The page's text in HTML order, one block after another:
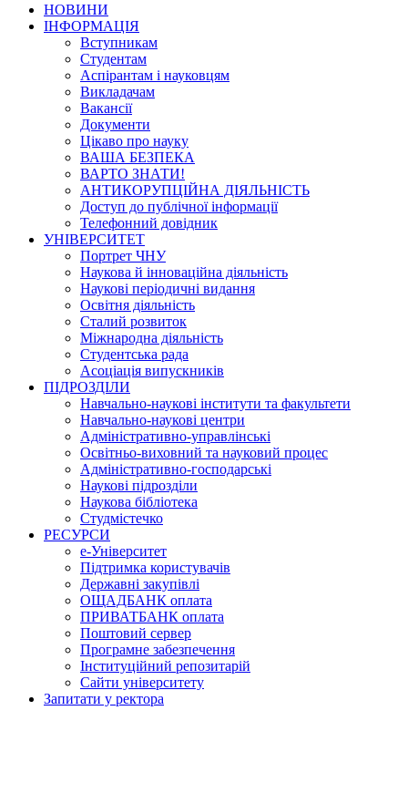
НОВИНИ
ІНФОРМАЦІЯ
Вступникам
Студентам
Аспірантам і науковцям
Викладачам
Вакансії
Документи
Цікаво про науку
ВАША БЕЗПЕКА
ВАРТО ЗНАТИ!
АНТИКОРУПЦІЙНА ДІЯЛЬНІСТЬ
Доступ до публічної інформації
Телефонний довідник
УНІВЕРСИТЕТ
Портрет ЧНУ
Наукова й інноваційна діяльність
Наукові періодичні видання
Освітня діяльність
Сталий розвиток
Міжнародна діяльність
Студентська рада
Асоціація випускників
ПІДРОЗДІЛИ
Навчально-наукові інститути та факультети
Навчально-наукові центри
Адміністративно-управлінські
Освітньо-виховний та науковий процес
Адміністративно-господарські
Наукові підрозділи
Наукова бібліотека
Студмістечко
РЕСУРСИ
е-Університет
Підтримка користувачів
Державні закупівлі
ОЩАДБАНК оплата
ПРИВАТБАНК оплата
Поштовий сервер
Програмне забезпечення
Інституційний репозитарій
Сайти університету
Запитати у ректора